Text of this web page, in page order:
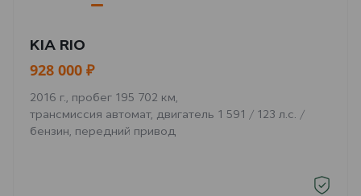
KIA RIO
928 000 ₽
2016 г., пробег 195 702 км,
трансмиссия автомат, двигатель 1 591 / 123 л.с. /
бензин, передний привод